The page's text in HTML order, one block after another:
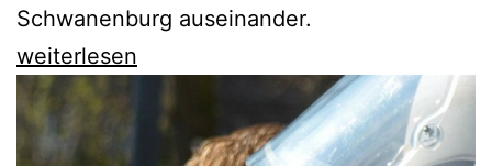
Schwanenburg auseinander.
Machtergreifung:
Ein
Polit-
weiterlesen